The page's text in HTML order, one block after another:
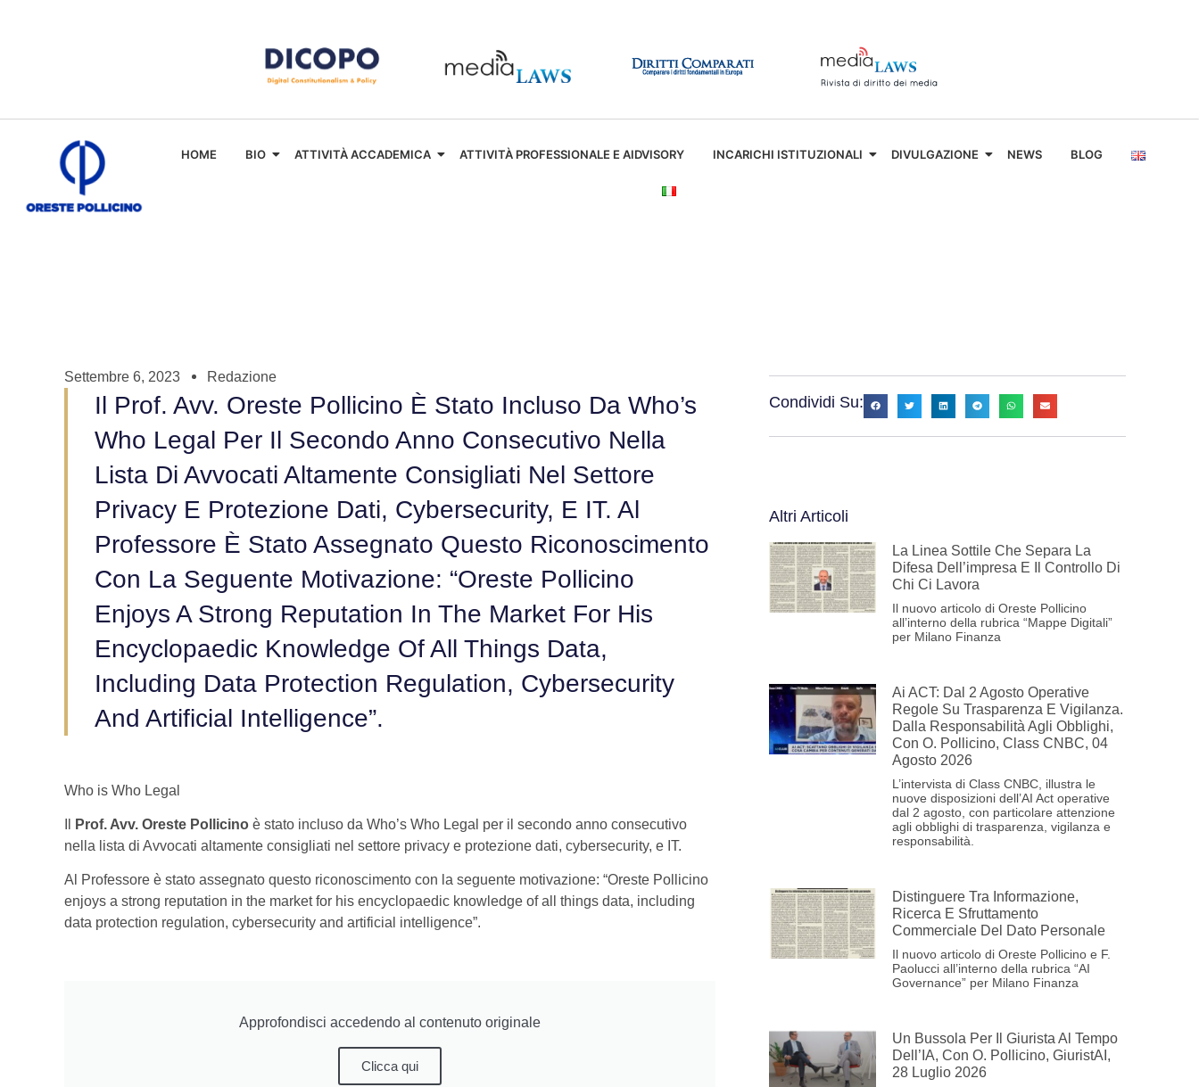
HOME BIO ATTIVITÀ ACCADEMICA ATTIVITÀ PROFESSIONALE E AIDVISORY INCARICHI ISTITUZIONALI DIVULGAZIONE NEWS BLOG
Settembre 6, 2023 Redazione
Il Prof. Avv. Oreste Pollicino È Stato Incluso Da Who’s
Who Legal Per Il Secondo Anno Consecutivo Nella
Lista Di Avvocati Altamente Consigliati Nel Settore
Privacy E Protezione Dati, Cybersecurity, E IT. Al
Professore È Stato Assegnato Questo Riconoscimento
Con La Seguente Motivazione: “Oreste Pollicino
Enjoys A Strong Reputation In The Market For His
Encyclopaedic Knowledge Of All Things Data,
Including Data Protection Regulation, Cybersecurity
And Artificial Intelligence”.
Who is Who Legal
Prof. Avv. Oreste Pollicino è stato incluso da Who’s Who Legal per il secondo anno consecutivo
nella lista di Avvocati altamente consigliati nel settore privacy e protezione dati, cybersecurity, e IT.
Al Professore è stato assegnato questo riconoscimento con la seguente motivazione: “Oreste Pollicino
enjoys a strong reputation in the market for his encyclopaedic knowledge of all things data, including
data protection regulation, cybersecurity and artificial intelligence”.
Approfondisci accedendo al contenuto originale
Clicca qui
Condividi Su:
Altri Articoli
La Linea Sottile Che Separa La
Difesa Dell’impresa E Il Controllo Di
Chi Ci Lavora
Il nuovo articolo di Oreste Pollicino
all’interno della rubrica “Mappe Digitali”
per Milano Finanza
Ai ACT: Dal 2 Agosto Operative
Regole Su Trasparenza E Vigilanza.
Dalla Responsabilità Agli Obblighi,
Con O. Pollicino, Class CNBC, 04
Agosto 2026
L’intervista di Class CNBC, illustra le
nuove disposizioni dell’AI Act operative
dal 2 agosto, con particolare attenzione
agli obblighi di trasparenza, vigilanza e
responsabilità.
Distinguere Tra Informazione,
Ricerca E Sfruttamento
Commerciale Del Dato Personale
Il nuovo articolo di Oreste Pollicino e F.
Paolucci all’interno della rubrica “AI
Governance” per Milano Finanza
Un Bussola Per Il Giurista Al Tempo
Dell’IA, Con O. Pollicino, GiuristAI,
28 Luglio 2026